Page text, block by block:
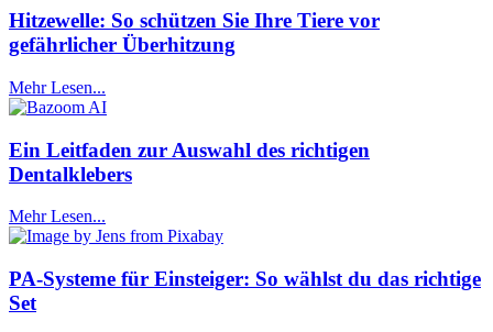
Hitzewelle: So schützen Sie Ihre Tiere vor
gefährlicher Überhitzung
Mehr Lesen...
Ein Leitfaden zur Auswahl des richtigen
Dentalklebers
Mehr Lesen...
PA-Systeme für Einsteiger: So wählst du das richtige
Set